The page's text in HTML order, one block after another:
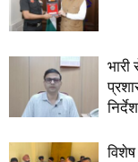
भारी
निर्देश